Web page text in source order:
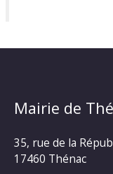
Mairie de
35, rue de la
17460 Thénac